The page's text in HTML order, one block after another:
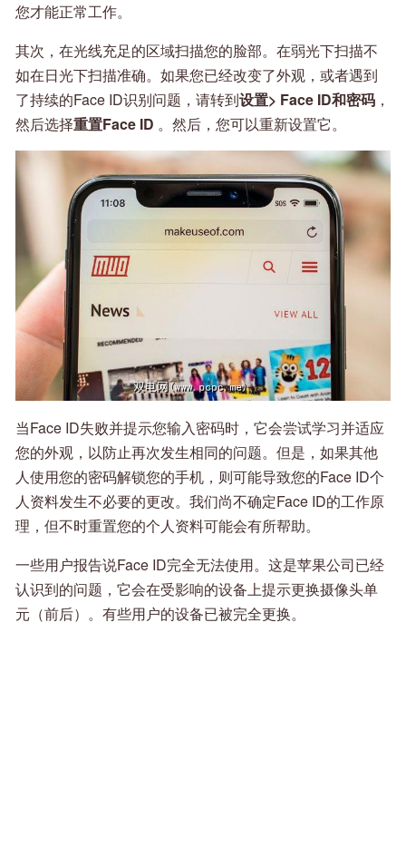
您才能正常工作。
其次，在光线充足的区域扫描您的脸部。在弱光下扫描不
如在日光下扫描准确。如果您已经改变了外观，或者遇到
了持续的Face ID识别问题，请转到设置> Face ID和密码 ，
然后选择重置Face ID 。然后，您可以重新设置它。
当Face ID失败并提示您输入密码时，它会尝试学习并适应
您的外观，以防止再次发生相同的问题。但是，如果其他
人使用您的密码解锁您的手机，则可能导致您的Face ID个
人资料发生不必要的更改。我们尚不确定Face ID的工作原
理，但不时重置您的个人资料可能会有所帮助。
一些用户报告说Face ID完全无法使用。这是苹果公司已经
认识到的问题，它会在受影响的设备上提示更换摄像头单
元（前后）。有些用户的设备已被完全更换。